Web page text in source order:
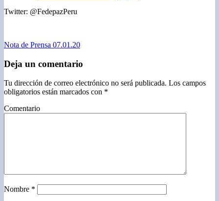
Twitter: @FedepazPeru
Nota de Prensa 07.01.20
Deja un comentario
Tu dirección de correo electrónico no será publicada. Los campos
obligatorios están marcados con *
Comentario
Nombre *